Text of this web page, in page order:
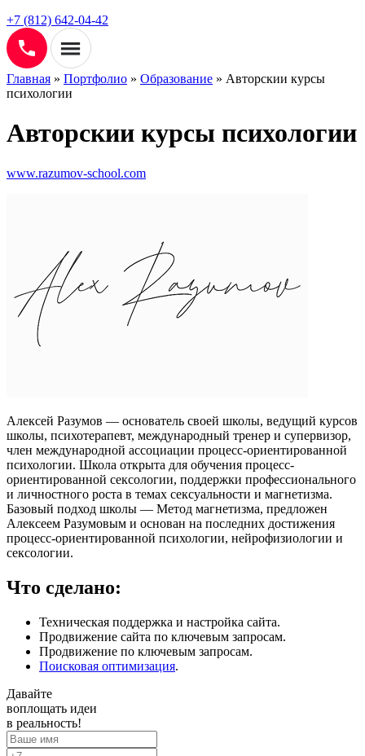
+7 (812) 642-04-42
Главная » Портфолио » Образование » Авторскии курсы
психологии
Авторскии курсы психологии
www.razumov-school.com
Алексей Разумов — основатель своей школы, ведущий курсов
школы, психотерапевт, международный тренер и супервизор,
член международной ассоциации процесс-ориентированной
психологии. Школа открыта для обучения процесс-
ориентированной сексологии, поддержки профессионального
и личностного роста в темах сексуальности и магнетизма.
Базовый подход школы — Метод магнетизма, предложен
Алексеем Разумовым и основан на последних достижения
процесс-ориентированной психологии, нейрофизиологии и
сексологии.
Что сделано:
Техническая поддержка и настройка сайта.
Продвижение сайта по ключевым запросам.
Продвижение по ключевым запросам.
Поисковая оптимизация.
Давайте
воплощать идеи
в реальность!